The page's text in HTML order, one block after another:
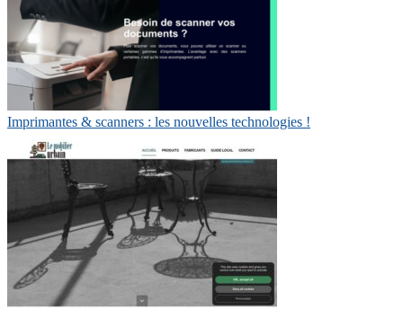
Imprimantes & scanners : les nouvelles technologies !